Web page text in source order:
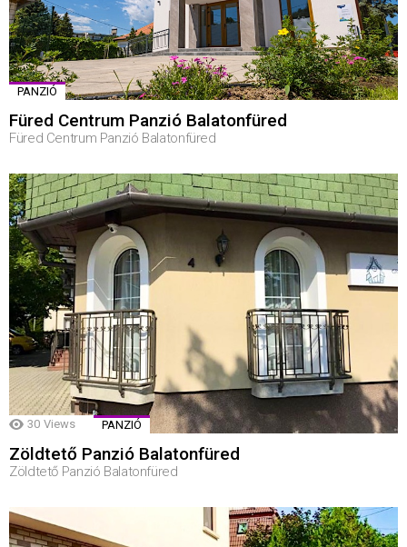
PANZIÓ
Füred Centrum Panzió Balatonfüred
Füred Centrum Panzió Balatonfüred
30 Views PANZIÓ
Zöldtető Panzió Balatonfüred
Zöldtető Panzió Balatonfüred